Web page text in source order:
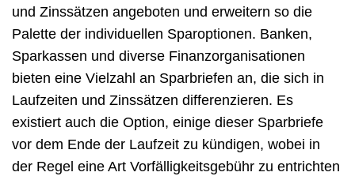
und Zinssätzen angeboten und erweitern so die
Palette der individuellen Sparoptionen. Banken,
Sparkassen und diverse Finanzorganisationen
bieten eine Vielzahl an Sparbriefen an, die sich in
Laufzeiten und Zinssätzen differenzieren. Es
existiert auch die Option, einige dieser Sparbriefe
vor dem Ende der Laufzeit zu kündigen, wobei in
der Regel eine Art Vorfälligkeitsgebühr zu entrichten